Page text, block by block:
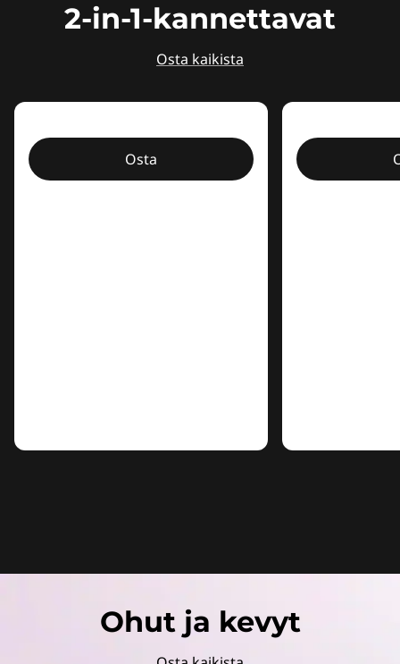
2-in-1-kannettavat
Osta kaikista
Osta
Ohut ja kevyt